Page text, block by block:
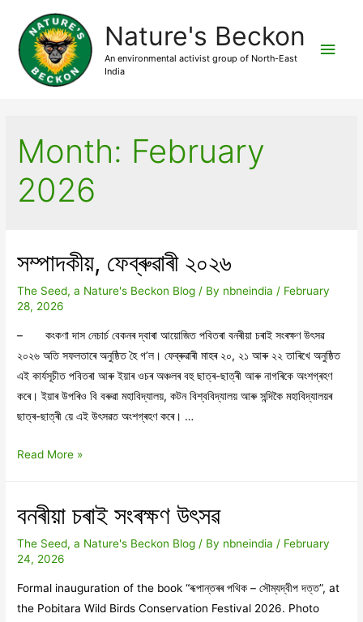
Nature's Beckon
An environmental activist group of North-East
India
Main
Month: February
2026
সম্পাদকীয়, ফেব্ৰুৱাৰী ২০২৬
The Seed, a Nature's Beckon Blog / By nbneindia / February
28, 2026
– কংকণা দাস নেচাৰ্চ বেকনৰ দ্বাৰা আয়োজিত পবিতৰা বনৰীয়া চৰাই সংৰক্ষণ উৎসৱ
২০২৬ অতি সফলতাৰে অনুষ্ঠিত হৈ গ’ল। ফেব্ৰুৱাৰী মাহৰ ২০, ২১ আৰু ২২ তাৰিখে অনুষ্ঠিত
এই কাৰ্যসূচীত পবিতৰা আৰু ইয়াৰ ওচৰ অঞ্চলৰ বহু ছাত্ৰ-ছাত্ৰী আৰু নাগৰিকে অংশগ্ৰহণ
কৰে। ইয়াৰ উপৰিও বি বৰুৱা মহাবিদ্যালয়, কটন বিশ্ববিদ্যালয় আৰু সন্দিকৈ মহাবিদ্যালয়ৰ
ছাত্ৰ-ছাত্ৰী য়ে এই উৎসৱত অংশগ্ৰহণ কৰে। …
সম্পাদকীয়,
Read More »
বনৰীয়া চৰাই সংৰক্ষণ উৎসৱ
The Seed, a Nature's Beckon Blog / By nbneindia / February
24, 2026
Formal inauguration of the book “ৰূপান্তৰৰ পথিক – সৌম্যদ্বীপ দত্ত”, at
the Pobitara Wild Birds Conservation Festival 2026. Photo